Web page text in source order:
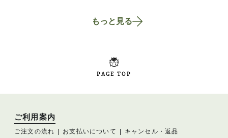
もっと見る
PAGE TOP
ご利用案内
ご注文の流れ お支払いについて キャンセル・返品